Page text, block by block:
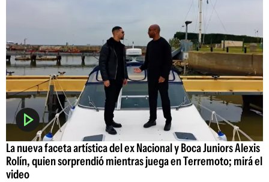
La nueva faceta artística del ex Nacional y Boca Juniors Alexis
Rolín, quien sorprendió mientras juega en Terremoto; mirá el
video